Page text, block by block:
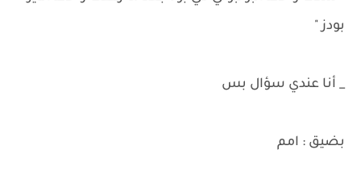
بودز "
_ أنا عندي سؤال بس
بضيق : امم